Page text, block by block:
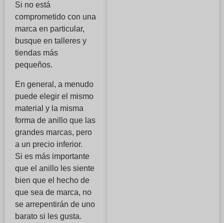
Si no está
comprometido con una
marca en particular,
busque en talleres y
tiendas más
pequeños.
En general, a menudo
puede elegir el mismo
material y la misma
forma de anillo que las
grandes marcas, pero
a un precio inferior.
Si es más importante
que el anillo les siente
bien que el hecho de
que sea de marca, no
se arrepentirán de uno
barato si les gusta.